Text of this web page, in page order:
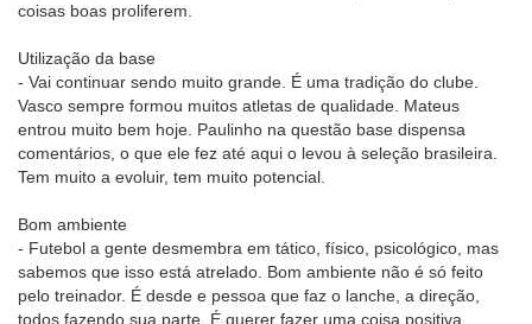
coisas boas proliferem.
Utilização da base
- Vai continuar sendo muito grande. É uma tradição do clube.
Vasco sempre formou muitos atletas de qualidade. Mateus
entrou muito bem hoje. Paulinho na questão base dispensa
comentários, o que ele fez até aqui o levou à seleção brasileira.
Tem muito a evoluir, tem muito potencial.
Bom ambiente
- Futebol a gente desmembra em tático, físico, psicológico, mas
sabemos que isso está atrelado. Bom ambiente não é só feito
pelo treinador. É desde e pessoa que faz o lanche, a direção,
todos fazendo sua parte. É querer fazer uma coisa positiva.